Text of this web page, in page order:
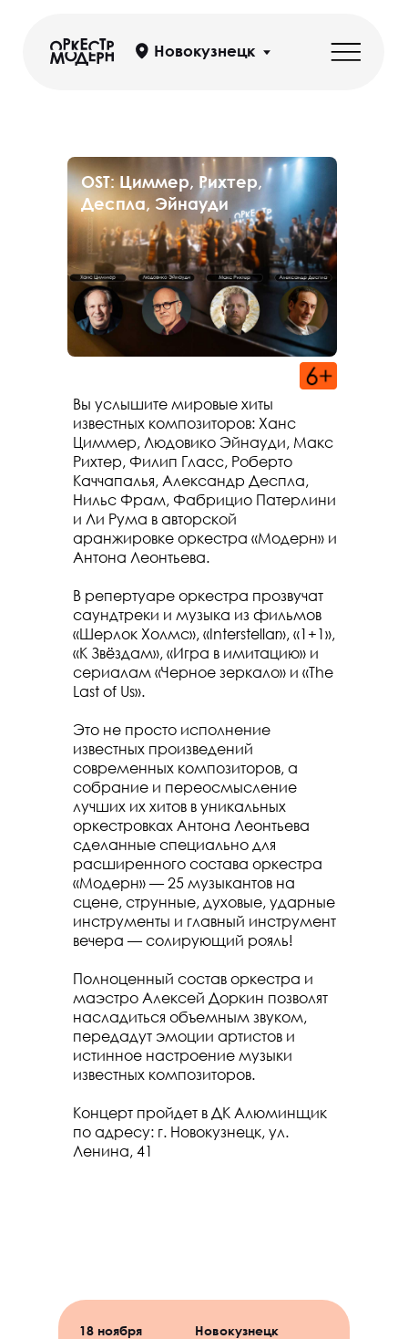
OST: Циммер, Рихтер,
Деспла, Эйнауди
Вы услышите мировые хиты
известных композиторов: Ханс
Циммер, Людовико Эйнауди, Макс
Рихтер, Филип Гласс, Роберто
Каччапалья, Александр Деспла,
Нильс Фрам, Фабрицио Патерлини
и Ли Рума в авторской
аранжировке оркестра «Модерн» и
Антона Леонтьева.
В репертуаре оркестра прозвучат
саундтреки и музыка из фильмов
«Шерлок Холмс», «Interstellar», «1+1»,
«К Звёздам», «Игра в имитацию» и
сериалам «Черное зеркало» и «The
Last of Us».
Это не просто исполнение
известных произведений
современных композиторов, а
собрание и переосмысление
лучших их хитов в уникальных
оркестровках Антона Леонтьева
сделанные специально для
расширенного состава оркестра
«Модерн» — 25 музыкантов на
сцене, струнные, духовые, ударные
инструменты и главный инструмент
вечера — солирующий рояль!
Полноценный состав оркестра и
маэстро Алексей Доркин позволят
насладиться объемным звуком,
передадут эмоции артистов и
истинное настроение музыки
известных композиторов.
Концерт пройдет в ДК Алюминщик
по адресу: г. Новокузнецк, ул.
Ленина, 41
Купить билеты
Новокузнецк
18 ноября